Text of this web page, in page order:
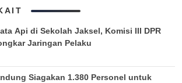
Api di Sekolah Jaksel, Komisi III DPR
Jaringan Pelaku
Siagakan 1.380 Personel untuk